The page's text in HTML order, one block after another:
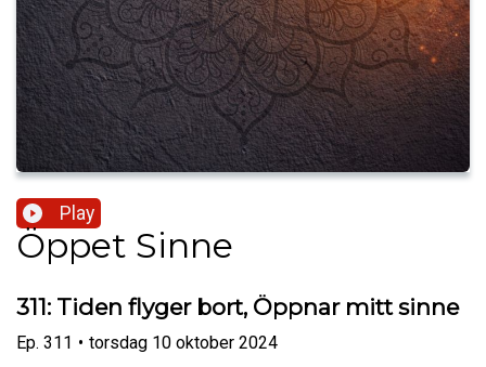
Play
Öppet Sinne
311: Tiden flyger bort, Öppnar mitt sinne
Ep. 311 • torsdag 10 oktober 2024